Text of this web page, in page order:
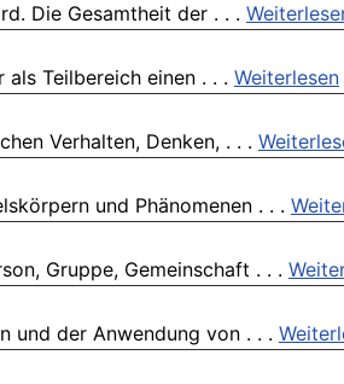
Die Gesamtheit der . . .
Teilbereich einen . . . Weiterlesen
Verhalten, Denken, . . .
und Phänomenen . . .
Gruppe, Gemeinschaft . . .
und der Anwendung von . . .